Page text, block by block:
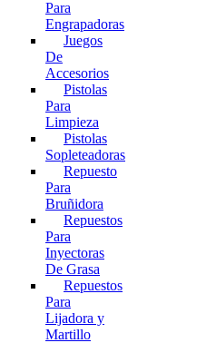
Para
Engrapadoras
Juegos
De
Accesorios
Pistolas
Para
Limpieza
Pistolas
Sopleteadoras
Repuesto
Para
Bruñidora
Repuestos
Para
Inyectoras
De Grasa
Repuestos
Para
Lijadora y
Martillo